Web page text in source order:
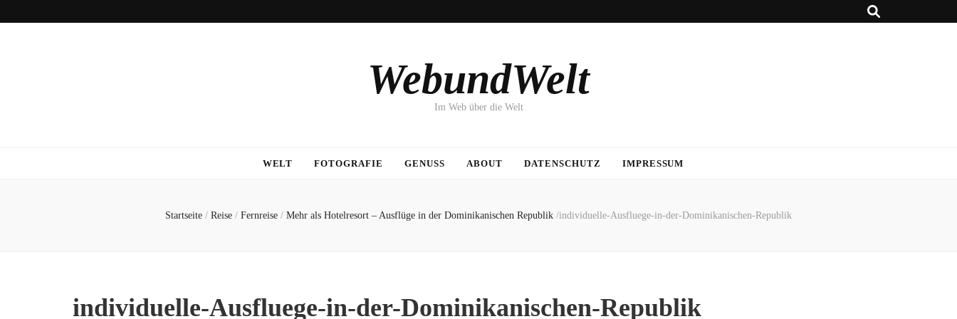
WebundWelt
Im Web über die Welt
WELT FOTOGRAFIE GENUSS ABOUT DATENSCHUTZ IMPRESSUM
Startseite / Reise / Fernreise / Mehr als Hotelresort – Ausflüge in der Dominikanischen Republik /individuelle-Ausfluege-in-der-Dominikanischen-Republik
individuelle-Ausfluege-in-der-Dominikanischen-Republik